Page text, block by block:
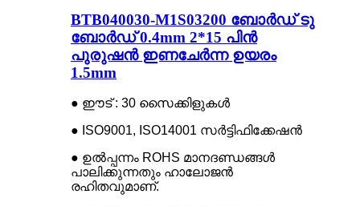
BTB040030-M1S03200 ബോർഡ് ടു
ബോർഡ് 0.4mm 2*15 പിൻ
പുരുഷൻ ഇണചേർന്ന ഉയരം
1.5mm
● ഈട് : 30 സൈക്കിളുകൾ
● ISO9001, ISO14001 സർട്ടിഫിക്കേഷൻ
● ഉൽപ്പന്നം ROHS മാനദണ്ഡങ്ങൾ
പാലിക്കുന്നതും ഹാലോജൻ
രഹിതവുമാണ്.